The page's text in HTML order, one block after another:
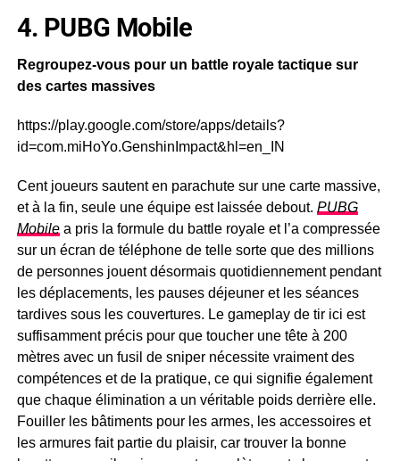
4. PUBG Mobile
Regroupez-vous pour un battle royale tactique sur
des cartes massives
https://play.google.com/store/apps/details?
id=com.miHoYo.GenshinImpact&hl=en_IN
Cent joueurs sautent en parachute sur une carte massive,
et à la fin, seule une équipe est laissée debout. PUBG
Mobilea pris la formule du battle royale et l’a compressée
sur un écran de téléphone de telle sorte que des millions
de personnes jouent désormais quotidiennement pendant
les déplacements, les pauses déjeuner et les séances
tardives sous les couvertures. Le gameplay de tir ici est
suffisamment précis pour que toucher une tête à 200
mètres avec un fusil de sniper nécessite vraiment des
compétences et de la pratique, ce qui signifie également
que chaque élimination a un véritable poids derrière elle.
Fouiller les bâtiments pour les armes, les accessoires et
les armures fait partie du plaisir, car trouver la bonne